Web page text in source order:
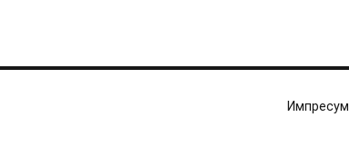
Импресум